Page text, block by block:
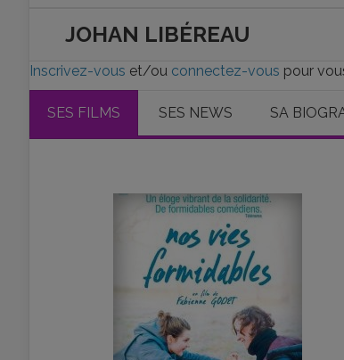
JOHAN LIBÉREAU
Inscrivez-vous et/ou connectez-vous pour
SES FILMS SES NEWS SA